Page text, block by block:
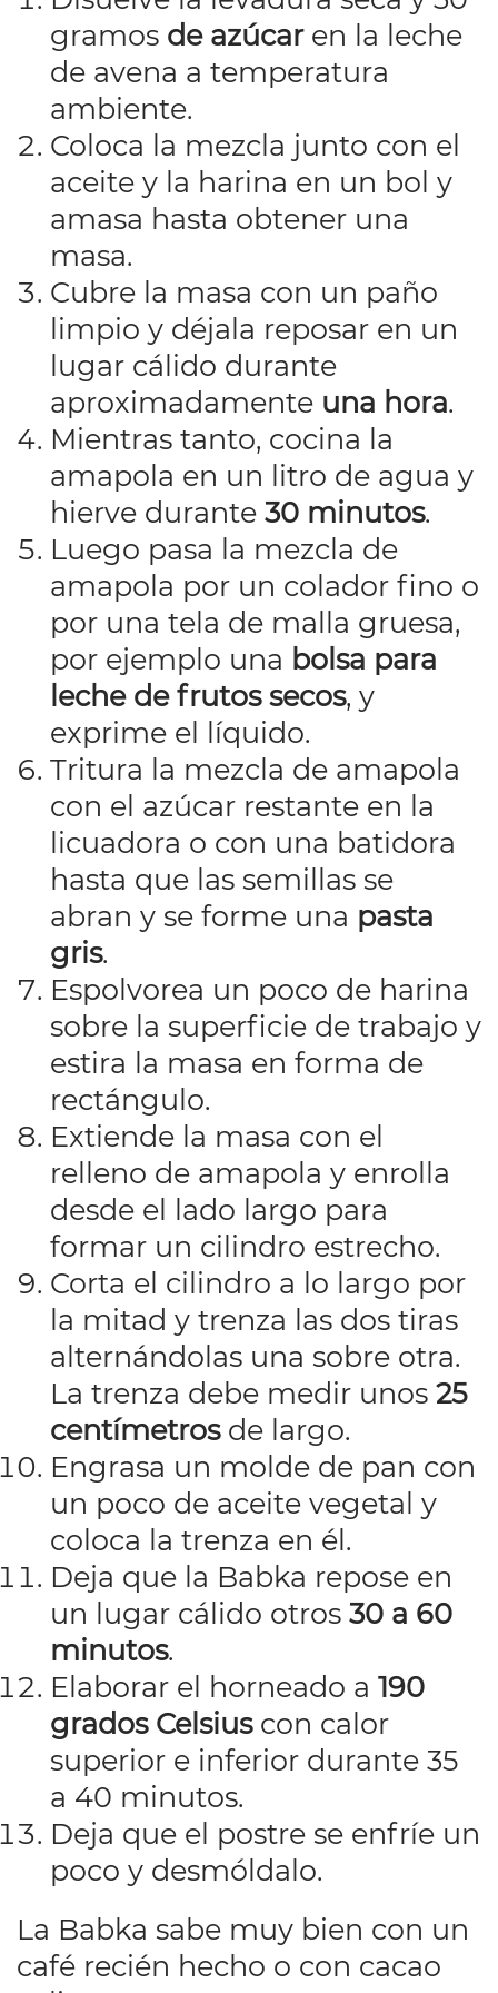
gramos de azúcaren la leche
de avena a temperatura
ambiente.
Coloca la mezcla junto con el
aceite y la harina en un bol y
amasa hasta obtener una
masa.
Cubre la masa con un paño
limpio y déjala reposar en un
lugar cálido durante
aproximadamente una hora.
Mientras tanto, cocina la
amapola en un litro de agua y
hierve durante 30 minutos.
Luego pasa la mezcla de
amapola por un colador fino o
por una tela de malla gruesa,
por ejemplo una bolsa para
leche de frutos secos, y
exprime el líquido.
Tritura la mezcla de amapola
con el azúcar restante en la
licuadora o con una batidora
hasta que las semillas se
abran y se forme una pasta
gris.
Espolvorea un poco de harina
sobre la superficie de trabajo y
estira la masa en forma de
rectángulo.
Extiende la masa con el
relleno de amapola y enrolla
desde el lado largo para
formar un cilindro estrecho.
Corta el cilindro a lo largo por
la mitad y trenza las dos tiras
alternándolas una sobre otra.
La trenza debe medir unos 25
centímetrosde largo.
Engrasa un molde de pan con
un poco de aceite vegetal y
coloca la trenza en él.
Deja que la Babka repose en
un lugar cálido otros 30 a 60
minutos.
Elaborar el horneado a 190
grados Celsiuscon calor
superior e inferior durante 35
a 40 minutos.
Deja que el postre se enfríe un
poco y desmóldalo.
La Babka sabe muy bien con un
café recién hecho o con cacao